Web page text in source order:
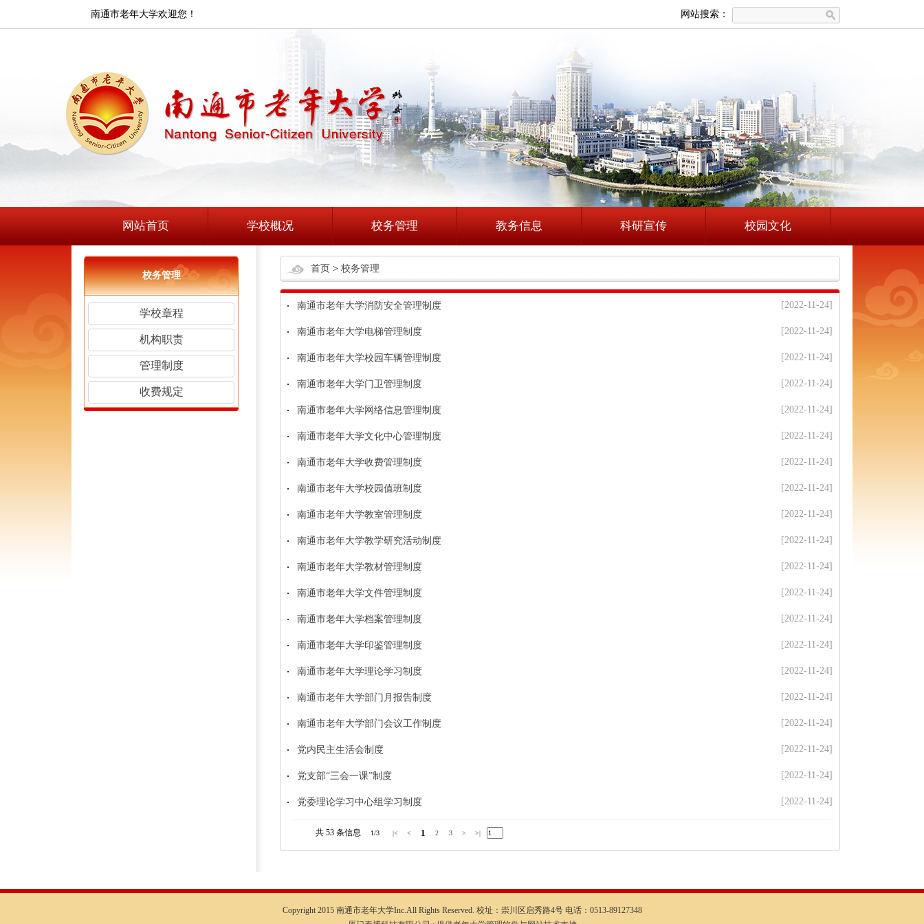
南通市老年大学欢迎您！ 网站搜索：
网站首页 学校概况 校务管理 教务信息 科研宣传 校园文化
校务管理
学校章程
机构职责
管理制度
收费规定
首页 > 校务管理
南通市老年大学消防安全管理制度 [2022-11-24]
南通市老年大学电梯管理制度 [2022-11-24]
南通市老年大学校园车辆管理制度 [2022-11-24]
南通市老年大学门卫管理制度 [2022-11-24]
南通市老年大学网络信息管理制度 [2022-11-24]
南通市老年大学文化中心管理制度 [2022-11-24]
南通市老年大学收费管理制度 [2022-11-24]
南通市老年大学校园值班制度 [2022-11-24]
南通市老年大学教室管理制度 [2022-11-24]
南通市老年大学教学研究活动制度 [2022-11-24]
南通市老年大学教材管理制度 [2022-11-24]
南通市老年大学文件管理制度 [2022-11-24]
南通市老年大学档案管理制度 [2022-11-24]
南通市老年大学印鉴管理制度 [2022-11-24]
南通市老年大学理论学习制度 [2022-11-24]
南通市老年大学部门月报告制度 [2022-11-24]
南通市老年大学部门会议工作制度 [2022-11-24]
党内民主生活会制度 [2022-11-24]
党支部“三会一课”制度 [2022-11-24]
党委理论学习中心组学习制度 [2022-11-24]
共 53 条信息 1/3 |< < 1 2 3 > >|
Copyright 2015 南通市老年大学Inc.All Rights Reserved. 校址：崇川区启秀路4号 电话：0513-89127348